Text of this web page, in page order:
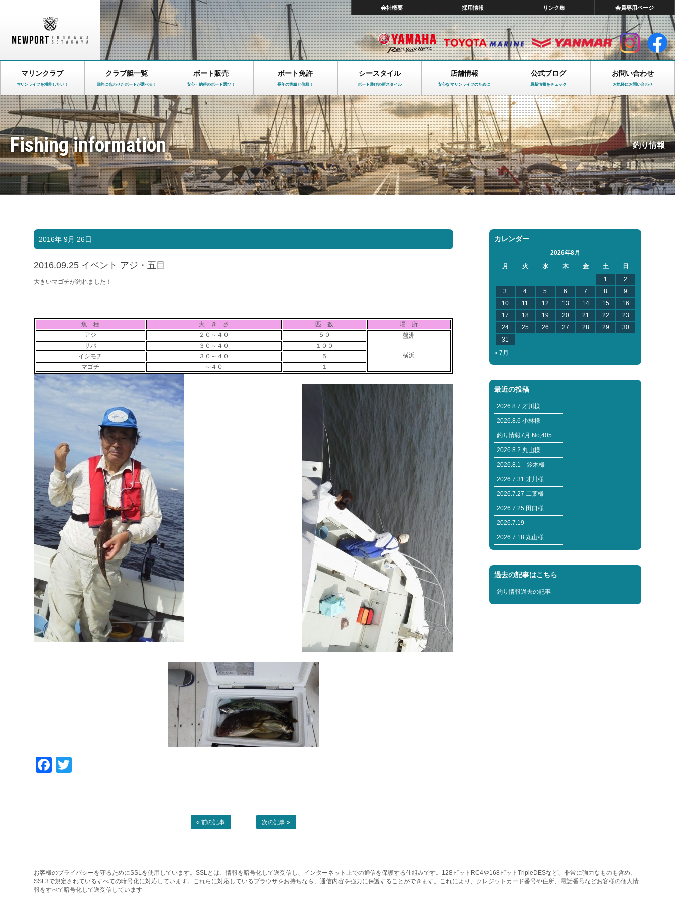
会社概要 採用情報 リンク集 会員専用ページ
マリンクラブ
マリンライフを堪能したい！
クラブ艇一覧
目的に合わせたボートが選べる！
ボート販売
安心・納得のボート選び！
ボート免許
長年の実績と信頼！
シースタイル
ボート遊びの新スタイル
店舗情報
安心なマリンライフのために
公式ブログ
最新情報をチェック
お問い合わせ
お気軽にお問い合わせ
Fishing information 釣り情報
2016年 9月 26日
2016.09.25 イベント アジ・五目
大きいマゴチが釣れました！
魚 種 大 き さ 匹 数
場 所
アジ
２０～４０ ５０ 盤洲
横浜
サバ ３０～４０
１００
イシモチ
３０～４０
５
マゴチ
～４０ １
Facebook
« 前の記事 次の記事 »
カレンダー
2026年8月
月
火 水 木 金 土
日
1
2
3
4 5 6 7 8
9
10
11 12 13 14 15
16
17
18 19 20 21 22
23
24
25 26 27 28 29
30
31
« 7月
最近の投稿
2026.8.7 才川様
2026.8.6 小林様
釣り情報7月 No,405
2026.8.2 丸山様
2026.8.1 鈴木様
2026.7.31 才川様
2026.7.27 二葉様
2026.7.25 田口様
2026.7.19
2026.7.18 丸山様
過去の記事はこちら
釣り情報過去の記事
お客様のプライバシーを守るためにSSLを使用しています。SSLとは、情報を暗号化して送受信し、インターネット上での通信を保護する仕組みです。128ビットRC4や168ビットTripleDESなど、非常に強力なものも含め、
SSL3で規定されているすべての暗号化に対応しています。これらに対応しているブラウザをお持ちなら、通信内容を強力に保護することができます。これにより、クレジットカード番号や住所、電話番号などお客様の個人情
報をすべて暗号化して送受信しています